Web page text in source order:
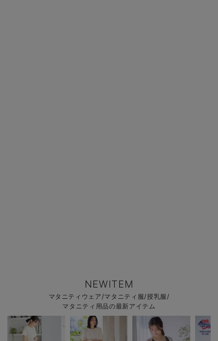
NEWITEM
マタニティウェア/マタニティ服/授乳服/
マタニティ用品の最新アイテム